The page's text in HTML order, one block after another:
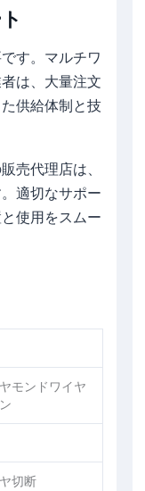
す。マルチワ
は、大量注文
供給体制と技
売代理店は、
適切なサポー
使用をスムー
モンドワイヤ
切断